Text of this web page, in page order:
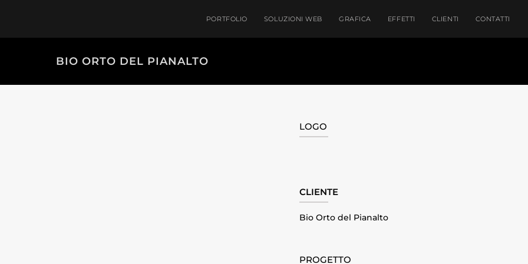
PORTFOLIO SOLUZIONI WEB GRAFICA EFFETTI CLIENTI CONTATTI
BIO ORTO DEL PIANALTO
LOGO
CLIENTE
Bio Orto del Pianalto
PROGETTO